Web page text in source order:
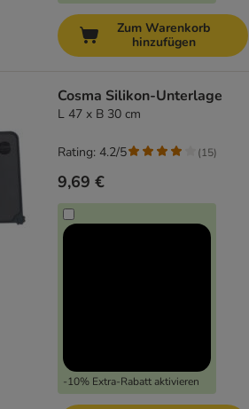
Zum Warenkorb
hinzufügen
Cosma Silikon-Unterlage
L 47 x B 30 cm
9,69 €
-10% Extra-Rabatt aktivieren
Rating: 4.2/5 (15)